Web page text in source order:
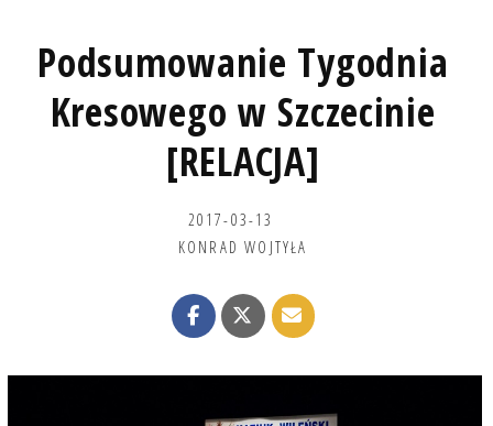
Podsumowanie Tygodnia
Kresowego w Szczecinie
[RELACJA]
2017-03-13
KONRAD WOJTYŁA